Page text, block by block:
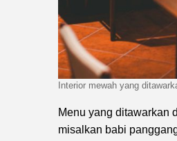
Interior mewah yang
Menu yang ditawarkan
misalkan babi